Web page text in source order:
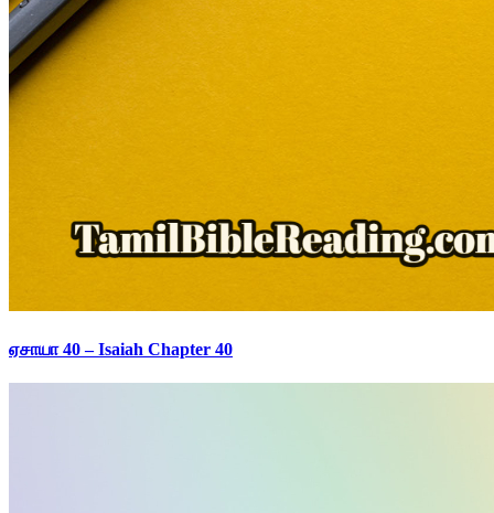
ஏசாயா 40 – Isaiah Chapter 40